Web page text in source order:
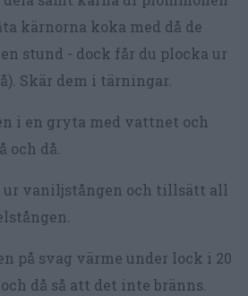
kärnorna koka med då de
stund - dock får du plocka ur
Skär dem i tärningar.
i en gryta med vattnet och
och då.
ur vaniljstången och tillsätt all
på svag värme under lock i 20
då så att det inte bränns.